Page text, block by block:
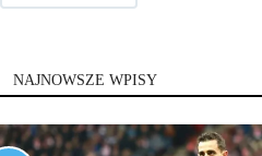
NAJNOWSZE WPISY